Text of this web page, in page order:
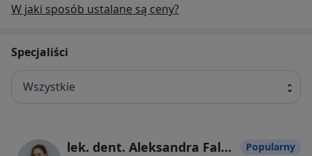
W jaki sposób ustalane są ceny?
Specjaliści
Wszystkie
lek. dent. Aleksandra Falana Popularny